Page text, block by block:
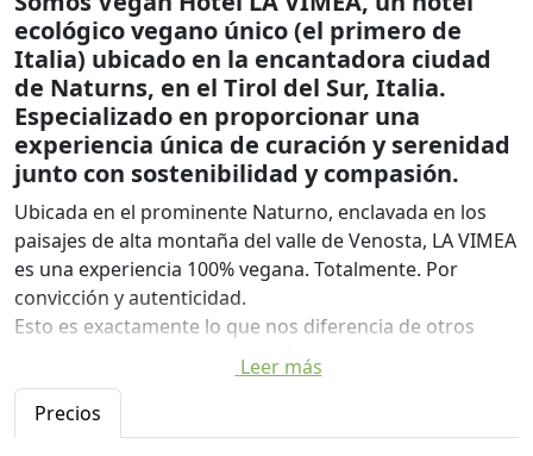
ecológico vegano único (el primero de
Italia) ubicado en la encantadora ciudad
de Naturns, en el Tirol del Sur, Italia.
Especializado en proporcionar una
experiencia única de curación y serenidad
junto con sostenibilidad y compasión.
Ubicada en el prominente Naturno, enclavada en los
paisajes de alta montaña del valle de Venosta, LA VIMEA
es una experiencia 100% vegana. Totalmente. Por
convicción y autenticidad.
Esto es exactamente lo que nos diferencia de otros
hoteles. Nuestro concepto holístico. Natural, puro,
transparente.
Naturalmente delicioso
Leer más
Precios